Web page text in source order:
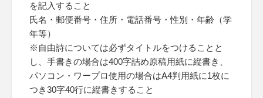
を記入すること
氏名・郵便番号・住所・電話番号・性別・年齢（学
年等）
※自由詩については必ずタイトルをつけることと
し、手書きの場合は400字詰め原稿用紙に縦書き、
パソコン・ワープロ使用の場合はA4判用紙に1枚に
つき30字40行に縦書きすること